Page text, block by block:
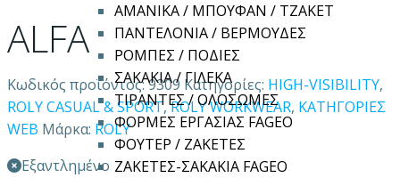
ΑΜΑΝΙΚΑ / ΜΠΟΥΦΑΝ / ΤΖΑΚΕΤ
ΠΑΝΤΕΛΟΝΙΑ / ΒΕΡΜΟΥΔΕΣ
ΡΟΜΠΕΣ / ΠΟΔΙΕΣ
ΣΑΚΑΚΙΑ / ΓΙΛΕΚΑ
ΤΙΡΑΝΤΕΣ / ΟΛΟΣΩΜΕΣ
ΦΟΡΜΕΣ ΕΡΓΑΣΙΑΣ FAGEO
ΦΟΥΤΕΡ / ΖΑΚΕΤΕΣ
ΖΑΚΕΤΕΣ-ΣΑΚΑΚΙΑ FAGEO
ALFA
Κωδικός προϊόντος:9309 Κατηγορίες: HIGH-VISIBILITY,
ROLY CASUAL & SPORT,ROLY WORKWEAR, ΚΑΤΗΓΟΡΙΕΣ
WEB Μάρκα: ROLY
Εξαντλημένο